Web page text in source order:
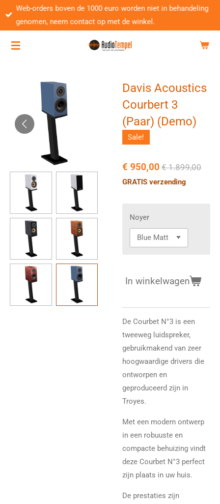
Ga
direct
de
Web-orders boven de 1000 euro worden niet in behandeling
genomen, neem contact op met de winkel.
Davis Acoustics
Courbert 3
(Paar) (Demo)
Sale!
€ 950,00 € 1.899,00
GRATIS verzending
Noyer
In winkelwagen
De Courbet N°3 is een
tweeweg luidspreker,
gebruikmakend van zeer
hoogwaardige drivers die
ontworpen en
geproduceerd zijn in
Troyes.
Met een modern ontwerp
in een robuuste en
compacte behuizing vindt
deze Courbet N°3 perfect
zijn plaats in uw huis.
De prestaties zijn